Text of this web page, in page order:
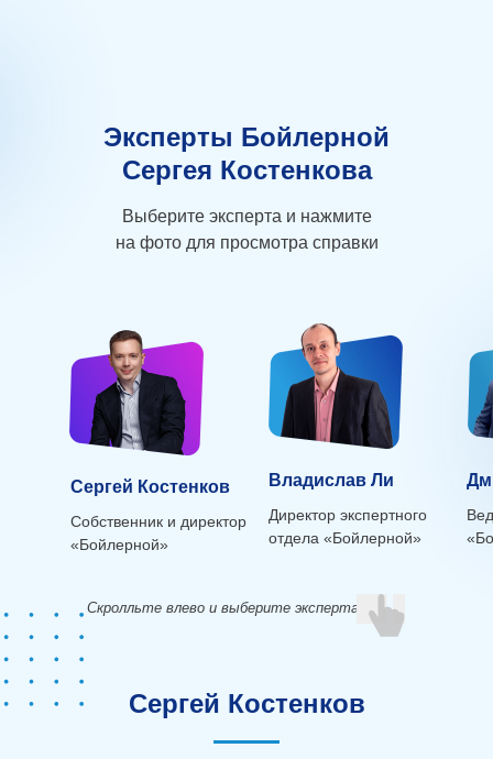
Эксперты Бойлерной
Сергея Костенкова
Выберите эксперта и нажмите
на фото для просмотра справки
Сергей Костенков
Собственник и директор
«Бойлерной»
Владислав Ли
Директор экспертного
отдела «Бойлерной»
Скролльте влево и выберите эксперта
Сергей Костенков